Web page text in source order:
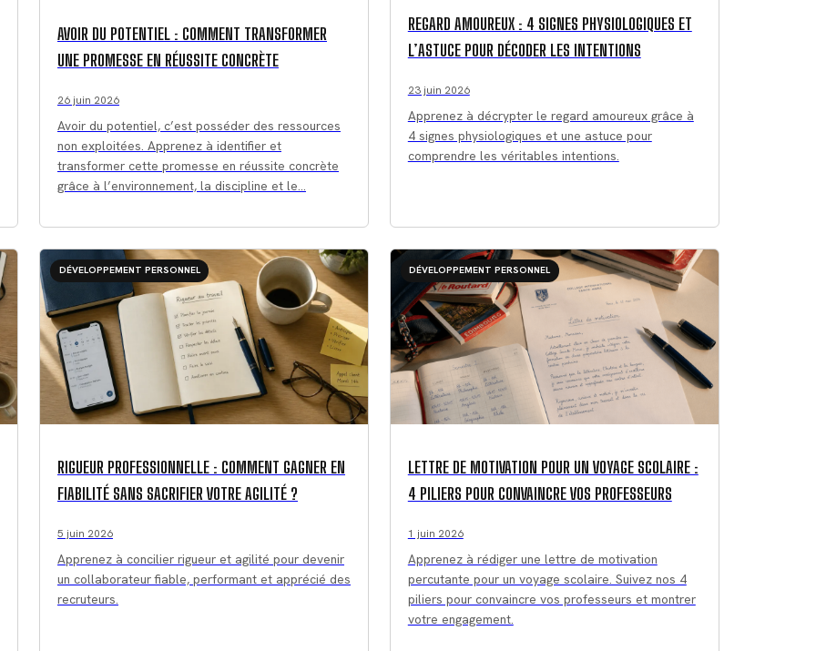
AVOIR DU POTENTIEL : COMMENT TRANSFORMER
UNE PROMESSE EN RÉUSSITE CONCRÈTE
26 juin 2026
Avoir du potentiel, c’est posséder des ressources
non exploitées. Apprenez à identifier et
transformer cette promesse en réussite concrète
grâce à l’environnement, la discipline et le…
REGARD AMOUREUX : 4 SIGNES PHYSIOLOGIQUES ET
L’ASTUCE POUR DÉCODER LES INTENTIONS
23 juin 2026
Apprenez à décrypter le regard amoureux grâce à
4 signes physiologiques et une astuce pour
comprendre les véritables intentions.
DÉVELOPPEMENT PERSONNEL
RIGUEUR PROFESSIONNELLE : COMMENT GAGNER EN
FIABILITÉ SANS SACRIFIER VOTRE AGILITÉ ?
5 juin 2026
Apprenez à concilier rigueur et agilité pour devenir
un collaborateur fiable, performant et apprécié des
recruteurs.
DÉVELOPPEMENT PERSONNEL
LETTRE DE MOTIVATION POUR UN VOYAGE SCOLAIRE :
4 PILIERS POUR CONVAINCRE VOS PROFESSEURS
1 juin 2026
Apprenez à rédiger une lettre de motivation
percutante pour un voyage scolaire. Suivez nos 4
piliers pour convaincre vos professeurs et montrer
votre engagement.